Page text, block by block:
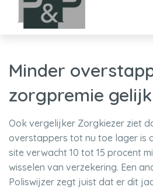
Minder
zorgpremie
Ook vergelijker Zorgkiezer ziet
overstappers tot nu toe lager is
site verwacht 10 tot 15 procent
wisselen van verzekering. Een
Poliswijzer zegt juist dat er dit